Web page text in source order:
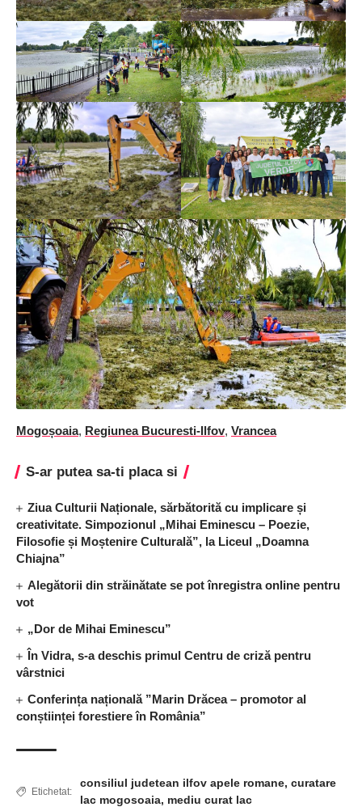
Mogoșoaia, Regiunea Bucuresti-Ilfov, Vrancea
S-ar putea sa-ti placa si
Ziua Culturii Naționale, sărbătorită cu implicare și
creativitate. Simpozionul „Mihai Eminescu – Poezie,
Filosofie și Moștenire Culturală”, la Liceul „Doamna
Chiajna”
Alegătorii din străinătate se pot înregistra online pentru
vot
„Dor de Mihai Eminescu”
În Vidra, s-a deschis primul Centru de criză pentru
vârstnici
Conferința națională ”Marin Drăcea – promotor al
conștiinței forestiere în România”
Etichetat:
consiliul judetean ilfov apele romane, curatare
lac mogosoaia, mediu curat lac